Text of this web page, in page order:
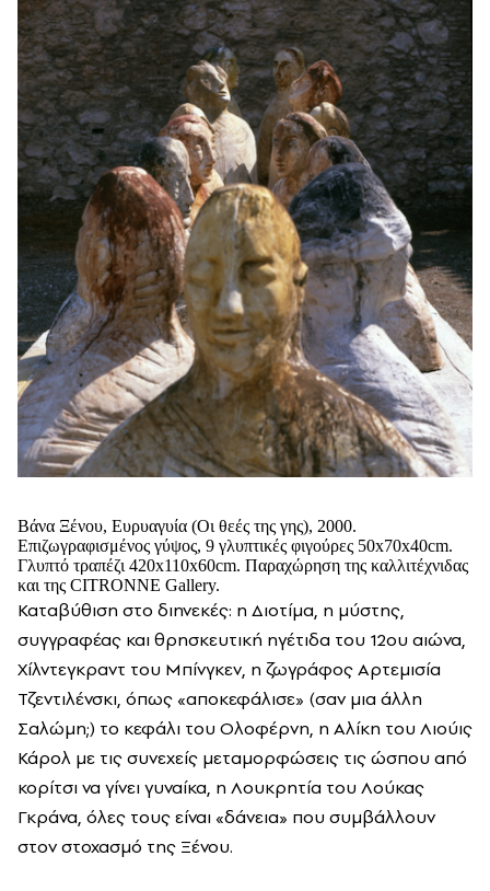
Βάνα Ξένου, Ευρυαγυία (Οι θεές της γης), 2000.
Επιζωγραφισμένος γύψος, 9 γλυπτικές φιγούρες 50x70x40cm.
Γλυπτό τραπέζι 420x110x60cm. Παραχώρηση της καλλιτέχνιδας
και της CITRONNE Gallery.
Καταβύθιση στο διηνεκές: η Διοτίμα, η μύστης,
συγγραφέας και θρησκευτική ηγέτιδα του 12ου αιώνα,
Χίλντεγκραντ του Μπίνγκεν, η ζωγράφος Αρτεμισία
Τζεντιλένσκι, όπως «αποκεφάλισε» (σαν μια άλλη
Σαλώμη;) το κεφάλι του Ολοφέρνη, η Αλίκη του Λιούις
Κάρολ με τις συνεχείς μεταμορφώσεις τις ώσπου από
κορίτσι να γίνει γυναίκα, η Λουκρητία του Λούκας
Γκράνα, όλες τους είναι «δάνεια» που συμβάλλουν
στον στοχασμό της Ξένου.